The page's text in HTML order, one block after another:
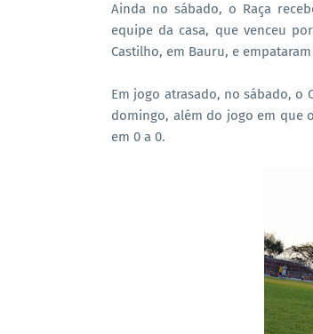
Ainda no sábado, o Raça
equipe da casa, que venceu
Castilho, em Bauru, e empataram
Em jogo atrasado, no sábado, o
domingo, além do jogo em que
em 0 a 0.